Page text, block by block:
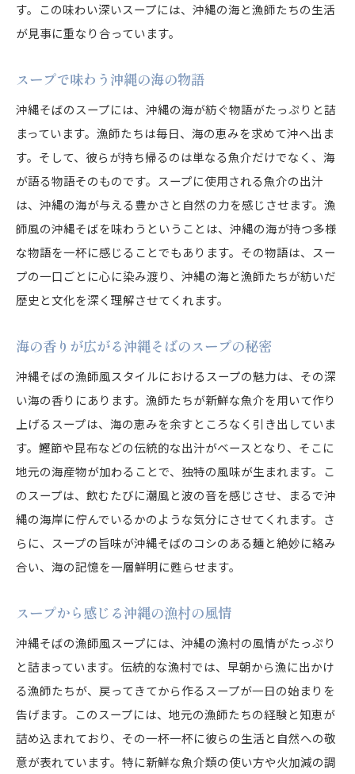
す。この味わい深いスープには、沖縄の海と漁師たちの生活
が見事に重なり合っています。
スープで味わう沖縄の海の物語
沖縄そばのスープには、沖縄の海が紡ぐ物語がたっぷりと詰
まっています。漁師たちは毎日、海の恵みを求めて沖へ出ま
す。そして、彼らが持ち帰るのは単なる魚介だけでなく、海
が語る物語そのものです。スープに使用される魚介の出汁
は、沖縄の海が与える豊かさと自然の力を感じさせます。漁
師風の沖縄そばを味わうということは、沖縄の海が持つ多様
な物語を一杯に感じることでもあります。その物語は、スー
プの一口ごとに心に染み渡り、沖縄の海と漁師たちが紡いだ
歴史と文化を深く理解させてくれます。
海の香りが広がる沖縄そばのスープの秘密
沖縄そばの漁師風スタイルにおけるスープの魅力は、その深
い海の香りにあります。漁師たちが新鮮な魚介を用いて作り
上げるスープは、海の恵みを余すところなく引き出していま
す。鰹節や昆布などの伝統的な出汁がベースとなり、そこに
地元の海産物が加わることで、独特の風味が生まれます。こ
のスープは、飲むたびに潮風と波の音を感じさせ、まるで沖
縄の海岸に佇んでいるかのような気分にさせてくれます。さ
らに、スープの旨味が沖縄そばのコシのある麺と絶妙に絡み
合い、海の記憶を一層鮮明に甦らせます。
スープから感じる沖縄の漁村の風情
沖縄そばの漁師風スープには、沖縄の漁村の風情がたっぷり
と詰まっています。伝統的な漁村では、早朝から漁に出かけ
る漁師たちが、戻ってきてから作るスープが一日の始まりを
告げます。このスープには、地元の漁師たちの経験と知恵が
詰め込まれており、その一杯一杯に彼らの生活と自然への敬
意が表れています。特に新鮮な魚介類の使い方や火加減の調